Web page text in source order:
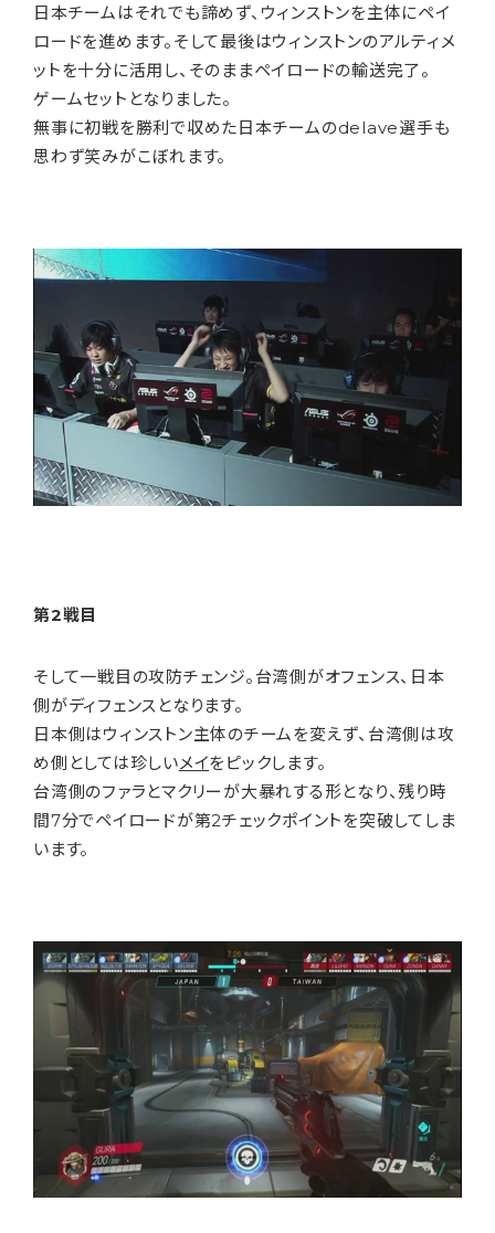
日本チームはそれでも諦めず、ウィンストンを主体にペイ
ロードを進めます。そして最後はウィンストンのアルティメ
ットを十分に活用し、そのままペイロードの輸送完了。
ゲームセットとなりました。
無事に初戦を勝利で収めた日本チームのdelave選手も
思わず笑みがこぼれます。
第2戦目
そして一戦目の攻防チェンジ。台湾側がオフェンス、日本
側がディフェンスとなります。
日本側はウィンストン主体のチームを変えず、台湾側は攻
め側としては珍しいメイをピックします。
台湾側のファラとマクリーが大暴れする形となり、残り時
間7分でペイロードが第2チェックポイントを突破してしま
います。